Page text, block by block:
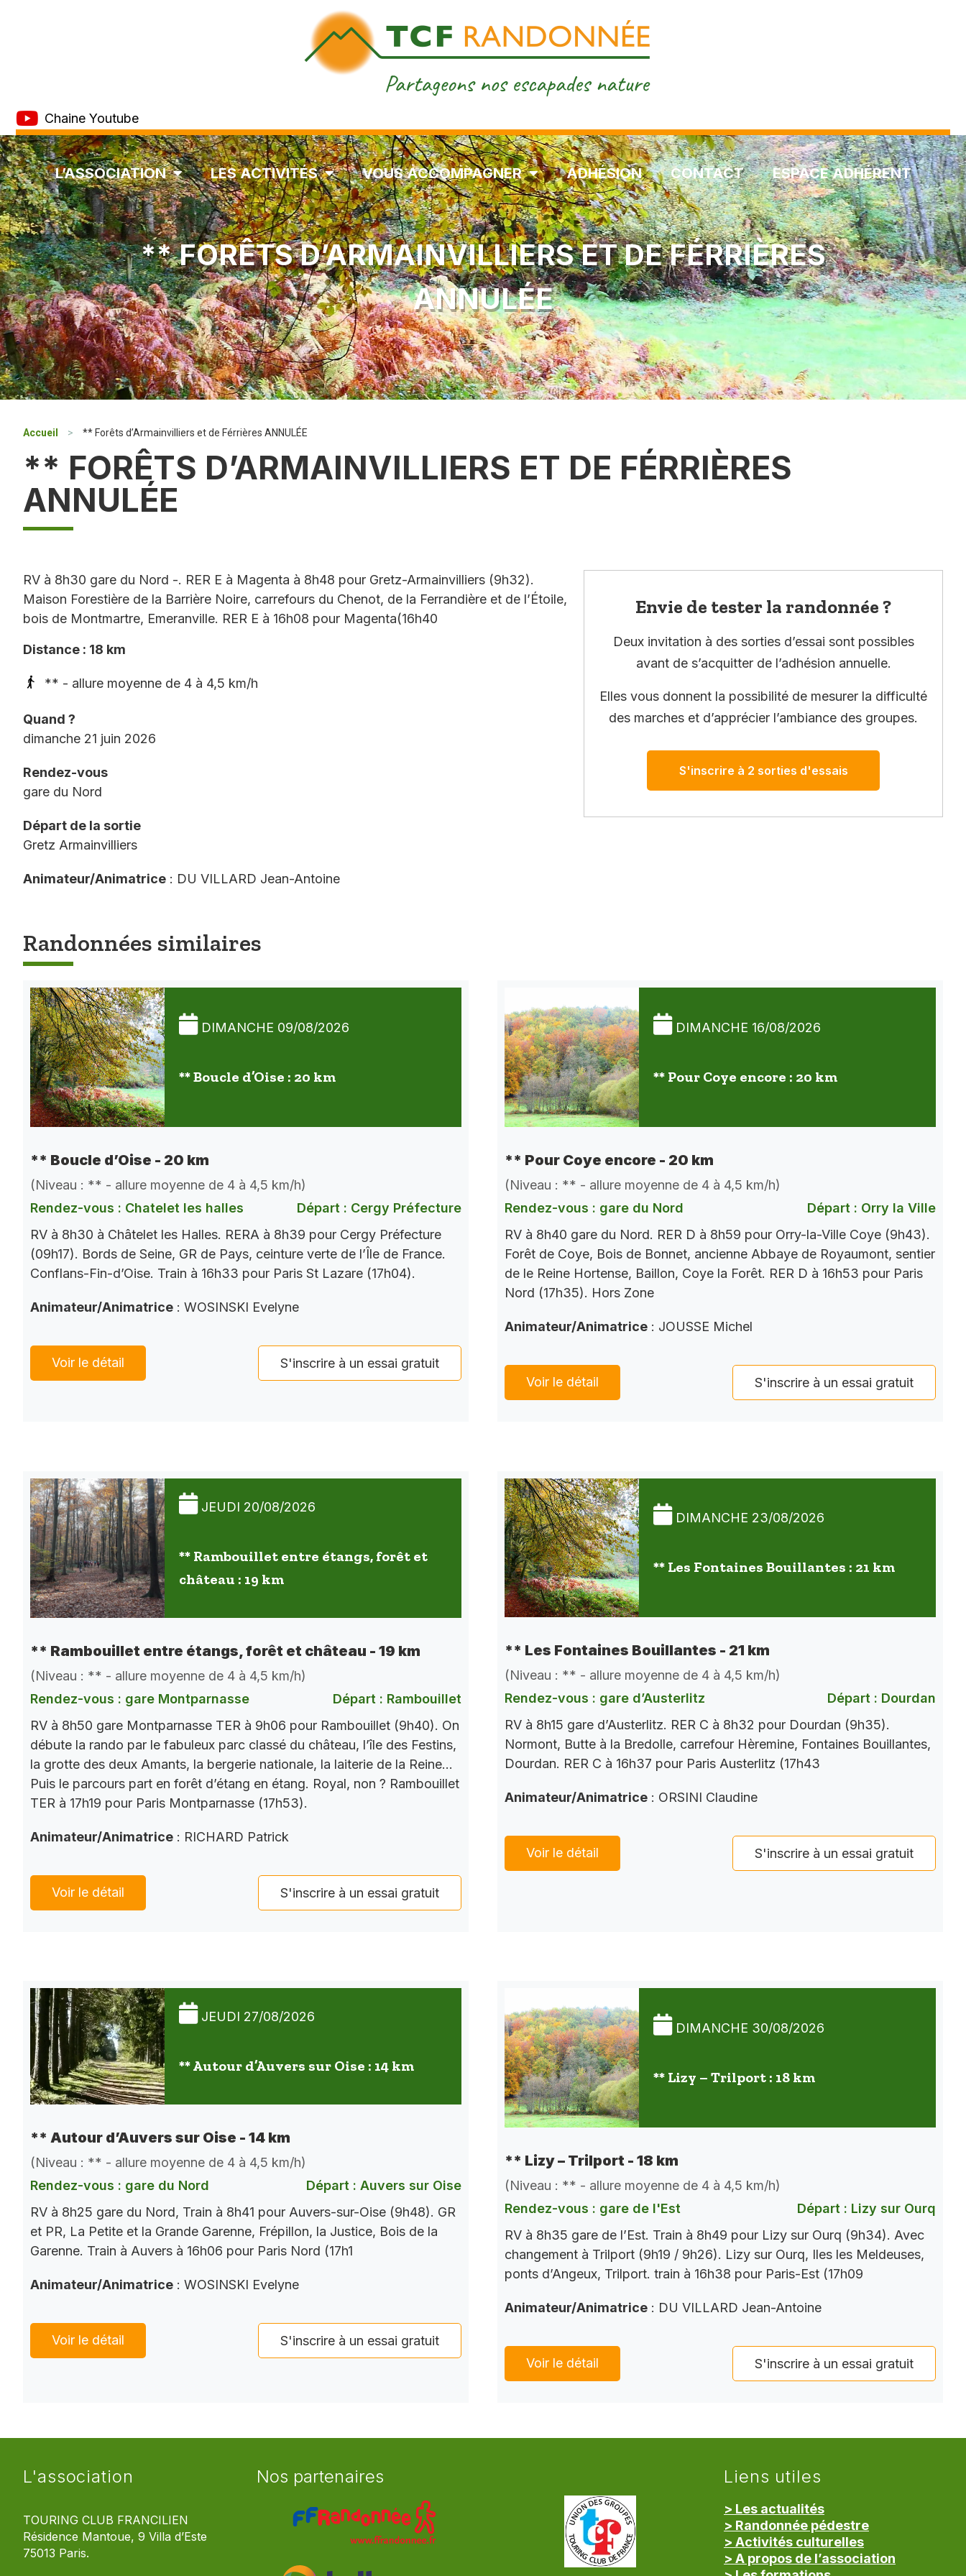
Chaine Youtube
L’ASSOCIATION LES ACTIVITÉS VOUS ACCOMPAGNER ADHÉSION CONTACT ESPACE ADHÉRENT
** FORÊTS D’ARMAINVILLIERS ET DE FÉRRIÈRES
ANNULÉE
Accueil > ** Forêts d’Armainvilliers et de Férrières ANNULÉE
** FORÊTS D’ARMAINVILLIERS ET DE FÉRRIÈRES
ANNULÉE
RV à 8h30 gare du Nord -. RER E à Magenta à 8h48 pour Gretz-Armainvilliers (9h32).
Maison Forestière de la Barrière Noire, carrefours du Chenot, de la Ferrandière et de l’Étoile,
bois de Montmartre, Emeranville. RER E à 16h08 pour Magenta(16h40
Distance : 18 km
** - allure moyenne de 4 à 4,5 km/h
Quand ?
dimanche 21 juin 2026
Rendez-vous
gare du Nord
Départ de la sortie
Gretz Armainvilliers
Animateur/Animatrice : DU VILLARD Jean-Antoine
Envie de tester la randonnée ?
Deux invitation à des sorties d’essai sont possibles
avant de s’acquitter de l’adhésion annuelle.
Elles vous donnent la possibilité de mesurer la difficulté
des marches et d’apprécier l’ambiance des groupes.
S'inscrire à 2 sorties d'essais
Randonnées similaires
DIMANCHE 09/08/2026
** Boucle d’Oise : 20 km
** Boucle d’Oise - 20 km
(Niveau : ** - allure moyenne de 4 à 4,5 km/h)
Rendez-vous : Chatelet les halles
Départ : Cergy Préfecture
RV à 8h30 à Châtelet les Halles. RERA à 8h39 pour Cergy Préfecture
(09h17). Bords de Seine, GR de Pays, ceinture verte de l’Île de France.
Conflans-Fin-d’Oise. Train à 16h33 pour Paris St Lazare (17h04).
Animateur/Animatrice : WOSINSKI Evelyne
Voir le détail S'inscrire à un essai gratuit
DIMANCHE 16/08/2026
** Pour Coye encore : 20 km
** Pour Coye encore - 20 km
(Niveau : ** - allure moyenne de 4 à 4,5 km/h)
Rendez-vous : gare du Nord
Départ : Orry la Ville
RV à 8h40 gare du Nord. RER D à 8h59 pour Orry-la-Ville Coye (9h43).
Forêt de Coye, Bois de Bonnet, ancienne Abbaye de Royaumont, sentier
de le Reine Hortense, Baillon, Coye la Forêt. RER D à 16h53 pour Paris
Nord (17h35). Hors Zone
Animateur/Animatrice : JOUSSE Michel
Voir le détail S'inscrire à un essai gratuit
JEUDI 20/08/2026
** Rambouillet entre étangs, forêt et
château : 19 km
** Rambouillet entre étangs, forêt et château - 19 km
(Niveau : ** - allure moyenne de 4 à 4,5 km/h)
Rendez-vous : gare Montparnasse
Départ : Rambouillet
RV à 8h50 gare Montparnasse TER à 9h06 pour Rambouillet (9h40). On
débute la rando par le fabuleux parc classé du château, l’île des Festins,
la grotte des deux Amants, la bergerie nationale, la laiterie de la Reine…
Puis le parcours part en forêt d’étang en étang. Royal, non ? Rambouillet
TER à 17h19 pour Paris Montparnasse (17h53).
Animateur/Animatrice : RICHARD Patrick
Voir le détail S'inscrire à un essai gratuit
DIMANCHE 23/08/2026
** Les Fontaines Bouillantes : 21 km
** Les Fontaines Bouillantes - 21 km
(Niveau : ** - allure moyenne de 4 à 4,5 km/h)
Rendez-vous : gare d’Austerlitz
Départ : Dourdan
RV à 8h15 gare d’Austerlitz. RER C à 8h32 pour Dourdan (9h35).
Normont, Butte à la Bredolle, carrefour Hèremine, Fontaines Bouillantes,
Dourdan. RER C à 16h37 pour Paris Austerlitz (17h43
Animateur/Animatrice : ORSINI Claudine
Voir le détail S'inscrire à un essai gratuit
JEUDI 27/08/2026
** Autour d’Auvers sur Oise : 14 km
** Autour d’Auvers sur Oise - 14 km
(Niveau : ** - allure moyenne de 4 à 4,5 km/h)
Rendez-vous : gare du Nord
Départ : Auvers sur Oise
RV à 8h25 gare du Nord, Train à 8h41 pour Auvers-sur-Oise (9h48). GR
et PR, La Petite et la Grande Garenne, Frépillon, la Justice, Bois de la
Garenne. Train à Auvers à 16h06 pour Paris Nord (17h1
Animateur/Animatrice : WOSINSKI Evelyne
Voir le détail S'inscrire à un essai gratuit
DIMANCHE 30/08/2026
** Lizy – Trilport : 18 km
** Lizy – Trilport - 18 km
(Niveau : ** - allure moyenne de 4 à 4,5 km/h)
Rendez-vous : gare de l'Est
Départ : Lizy sur Ourq
RV à 8h35 gare de l’Est. Train à 8h49 pour Lizy sur Ourq (9h34). Avec
changement à Trilport (9h19 / 9h26). Lizy sur Ourq, Iles les Meldeuses,
ponts d’Angeux, Trilport. train à 16h38 pour Paris-Est (17h09
Animateur/Animatrice : DU VILLARD Jean-Antoine
Voir le détail S'inscrire à un essai gratuit
L'association
TOURING CLUB FRANCILIEN
Résidence Mantoue, 9 Villa d’Este
75013 Paris.
Nos partenaires Liens utiles
> Les actualités
> Randonnée pédestre
> Activités culturelles
> A propos de l’association